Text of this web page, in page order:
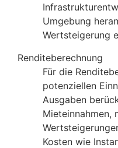
Umgebung
Wertsteigerung
Renditeberechnung
Für die
potenziellen
Ausgaben
Mieteinnahmen,
Kosten wie